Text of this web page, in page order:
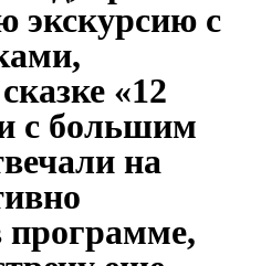
экскурсию с
«12
с большим
на
программе,